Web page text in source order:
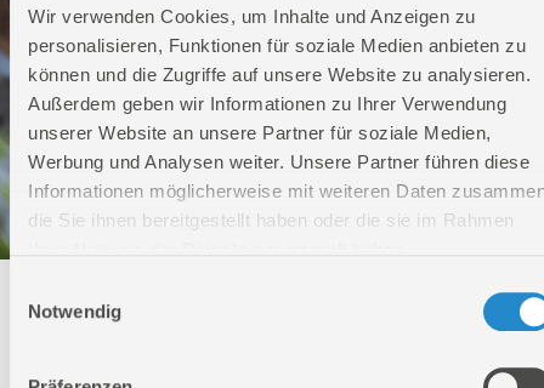
Wir verwenden Cookies, um Inhalte und Anzeigen zu
personalisieren, Funktionen für soziale Medien anbieten zu
können und die Zugriffe auf unsere Website zu analysieren.
Außerdem geben wir Informationen zu Ihrer Verwendung
unserer Website an unsere Partner für soziale Medien,
Werbung und Analysen weiter. Unsere Partner führen diese
Informationen möglicherweise mit weiteren Daten
die Sie ihnen bereitgestellt haben oder die sie im Rahmen
Notwendig
Technischer Service